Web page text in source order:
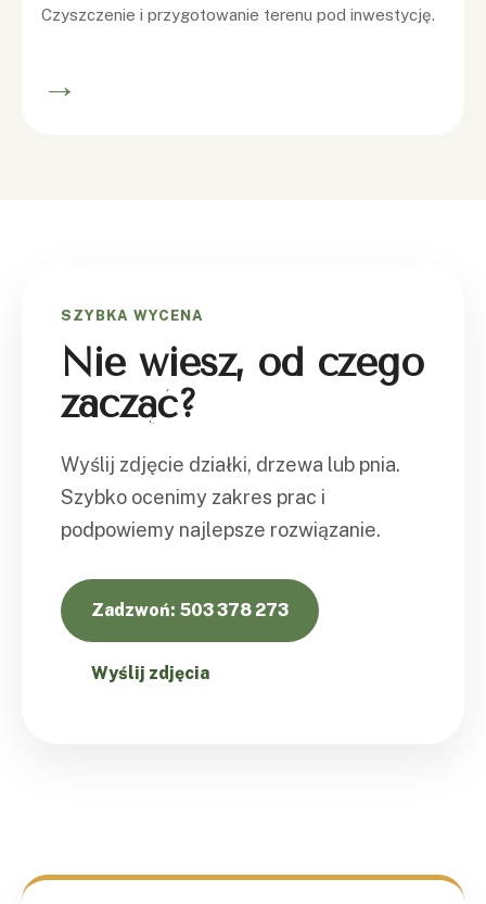
Czyszczenie i przygotowanie terenu pod inwestycję.
→
SZYBKA WYCENA
Nie wiesz, od czego
zacząć?
Wyślij zdjęcie działki, drzewa lub pnia.
Szybko ocenimy zakres prac i
podpowiemy najlepsze rozwiązanie.
Zadzwoń: 503 378 273
Wyślij zdjęcia